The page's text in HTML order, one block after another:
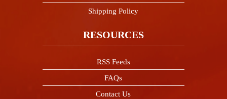
Shipping Policy
RESOURCES
RSS Feeds
FAQs
Contact Us